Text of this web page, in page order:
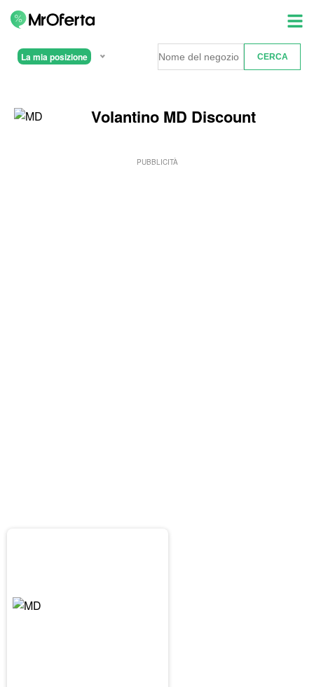
La mia posizione
Volantino MD Discount
PUBBLICITÀ